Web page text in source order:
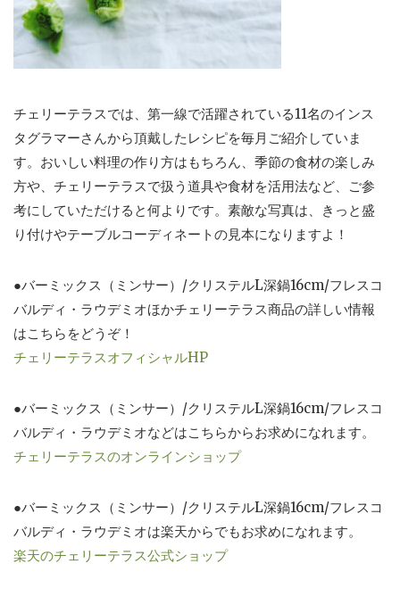
チェリーテラスでは、第一線で活躍されている11名のインス
タグラマーさんから頂戴したレシピを毎月ご紹介していま
す。おいしい料理の作り方はもちろん、季節の食材の楽しみ
方や、チェリーテラスで扱う道具や食材を活用法など、ご参
考にしていただけると何よりです。素敵な写真は、きっと盛
り付けやテーブルコーディネートの見本になりますよ！
●バーミックス（ミンサー）/クリステルL深鍋16cm/フレスコ
バルディ・ラウデミオほかチェリーテラス商品の詳しい情報
はこちらをどうぞ！
チェリーテラスオフィシャルHP
●バーミックス（ミンサー）/クリステルL深鍋16cm/フレスコ
バルディ・ラウデミオなどはこちらからお求めになれます。
チェリーテラスのオンラインショップ
●バーミックス（ミンサー）/クリステルL深鍋16cm/フレスコ
バルディ・ラウデミオは楽天からでもお求めになれます。
楽天のチェリーテラス公式ショップ